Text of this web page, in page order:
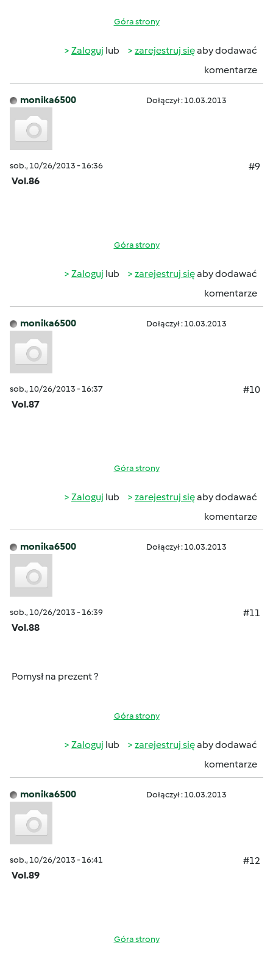
Góra strony
Zaloguj lub zarejestruj sięaby dodawać
komentarze
monika6500 Dołączył : 10.03.2013
sob., 10/26/2013 - 16:36
#9
Vol.86
Góra strony
Zaloguj lub zarejestruj sięaby dodawać
komentarze
monika6500 Dołączył : 10.03.2013
sob., 10/26/2013 - 16:37
#10
Vol.87
Góra strony
Zaloguj lub zarejestruj sięaby dodawać
komentarze
monika6500 Dołączył : 10.03.2013
sob., 10/26/2013 - 16:39
#11
Vol.88
Pomysł na prezent ?
Góra strony
Zaloguj lub zarejestruj sięaby dodawać
komentarze
monika6500 Dołączył : 10.03.2013
sob., 10/26/2013 - 16:41
#12
Vol.89
Góra strony